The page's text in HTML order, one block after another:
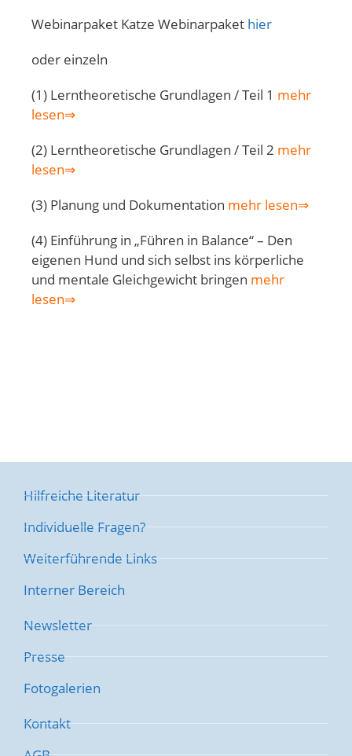
Webinarpaket Katze Webinarpaket hier
oder einzeln
(1) Lerntheoretische Grundlagen / Teil 1 mehr
lesen⇒
(2) Lerntheoretische Grundlagen / Teil 2 mehr
lesen⇒
(3) Planung und Dokumentation mehr lesen⇒
(4) Einführung in „Führen in Balance“ – Den
eigenen Hund und sich selbst ins körperliche
und mentale Gleichgewicht bringen mehr
lesen⇒
Hilfreiche Literatur
Individuelle Fragen?
Weiterführende Links
Interner Bereich
Newsletter
Presse
Fotogalerien
Kontakt